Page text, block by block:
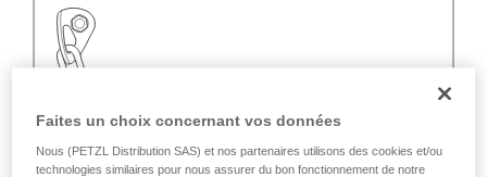
Faites un choix concernant vos données
Nous (PETZL Distribution SAS) et nos partenaires utilisons des cookies et/ou
technologies similaires pour nous assurer du bon fonctionnement de notre